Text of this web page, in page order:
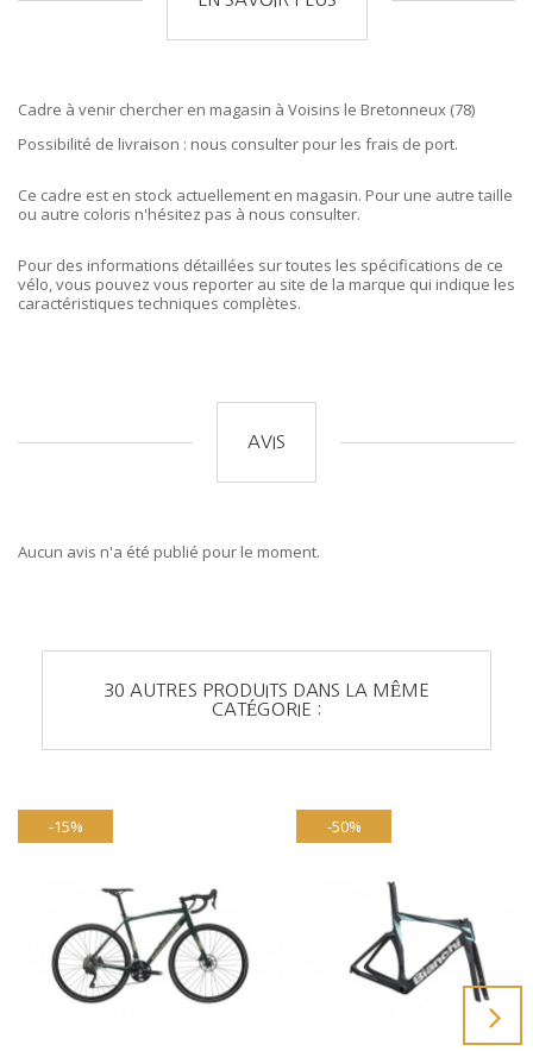
Cadre à venir chercher en magasin à Voisins le Bretonneux (78)
Possibilité de livraison : nous consulter pour les frais de port.
Ce cadre est en stock actuellement en magasin. Pour une autre taille
ou autre coloris n'hésitez pas à nous consulter.
Pour des informations détaillées sur toutes les spécifications de ce
vélo, vous pouvez vous reporter au site de la marque qui indique les
caractéristiques techniques complètes.
AVIS
Aucun avis n'a été publié pour le moment.
30 AUTRES PRODUITS DANS LA MÊME
CATÉGORIE :
-15% -50%